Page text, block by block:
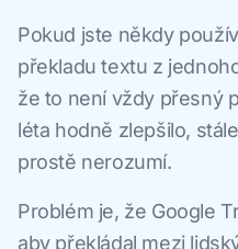
Pokud jste někdy
překladu textu z
že to není vždy přesný
léta hodně zlepšilo,
prostě nerozumí.
Problém je, že Google
aby překládal mezi